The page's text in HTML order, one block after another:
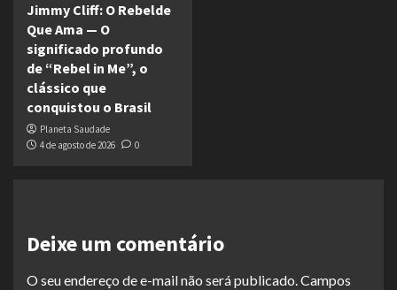
Jimmy Cliff: O Rebelde
Que Ama — O
significado profundo
de “Rebel in Me”, o
clássico que
conquistou o Brasil
Planeta Saudade
4 de agosto de 2026
0
Deixe um comentário
O seu endereço de e-mail não será publicado.Campos